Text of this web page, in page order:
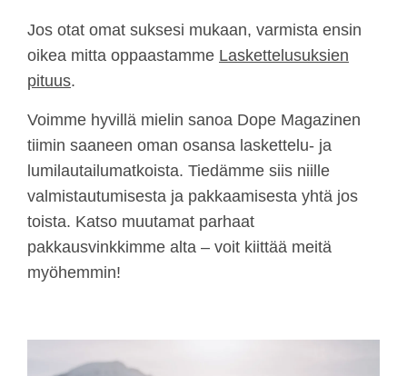
Yöasu
Ensiapupakkaus
Puhelin
Virta- ja latausjohdot
Varavirtalähde
Matka-adapterit
Kuulokkeet
Läppäri/tabletti
Sondi
Lumivyöryilmatyyny tai lumivyöryreppu
Vähän tilaa vievä ekstrakerrasto
Jos otat omat suksesi mukaan, varmista ensin
oikea mitta oppaastamme Laskettelusuksien
pituus.
Voimme hyvillä mielin sanoa Dope Magazinen
tiimin saaneen oman osansa laskettelu- ja
lumilautailumatkoista. Tiedämme siis niille
valmistautumisesta ja pakkaamisesta yhtä jos
toista. Katso muutamat parhaat
pakkausvinkkimme alta – voit kiittää meitä
myöhemmin!